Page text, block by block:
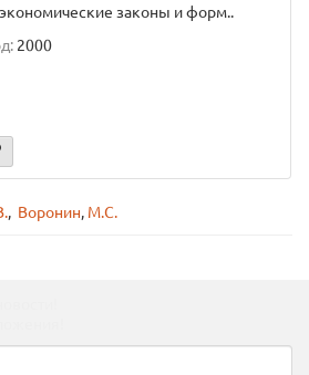
законы и форм..
2000
, Воронин, М.С.